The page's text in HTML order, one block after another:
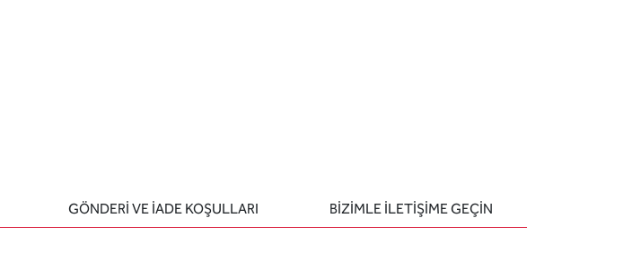
GÖNDERİ VE İADE KOŞULLARI BIZIMLE ILETIŞIME GEÇIN